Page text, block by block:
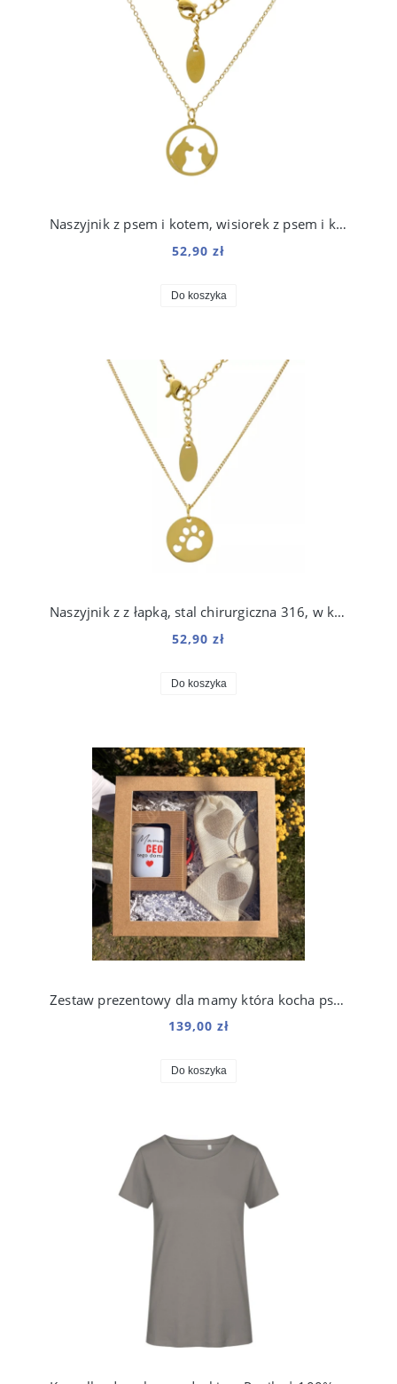
Naszyjnik z psem i kotem, wisiorek z psem i kotem, stal chirurgiczna 316, w kolorze złota
52,90 zł
Do koszyka
Naszyjnik z z łapką, stal chirurgiczna 316, w kolorze złota
52,90 zł
Do koszyka
Zestaw prezentowy dla mamy która kocha psy i koty
139,00 zł
Do koszyka